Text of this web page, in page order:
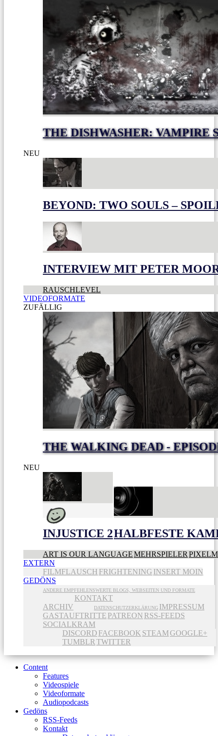
THE DISHWASHER: VAMPIRE
NEU
BEYOND: TWO SOULS –
INTERVIEW MIT PETER
RAUSCHLEVEL
VIDEOFORMATE
ZUFÄLLIG
THE WALKING DEAD -
NEU
INJUSTICE 2HALBFESTE
ART IS OUR LANGUAGEMEHRSPIELER
EXTERN
FILMFLAUSCH FRIGHTENING INSERT MOIN
GEDÖNS
ANDERE EMPFEHLENSWERTE BLOGS, WEBSEITEN UND FORMATE
ARCHIV
KONTAKT
DATENSCHUTZERKLÄRUNG IMPRESSUM
GASTAUFTRITTE PATREON RSS-FEEDS
SOCIALKRAM
DISCORD FACEBOOK STEAMGOOGLE+
TUMBLR TWITTER
Content
Features
Videospiele
Videoformate
Audiopodcasts
Gedöns
RSS-Feeds
Kontakt